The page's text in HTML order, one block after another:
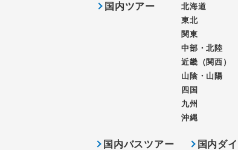
国内ツアー
北海道
東北
関東
中部・北陸
近畿（関西）
山陰・山陽
四国
九州
沖縄
国内バスツアー 国内ダ